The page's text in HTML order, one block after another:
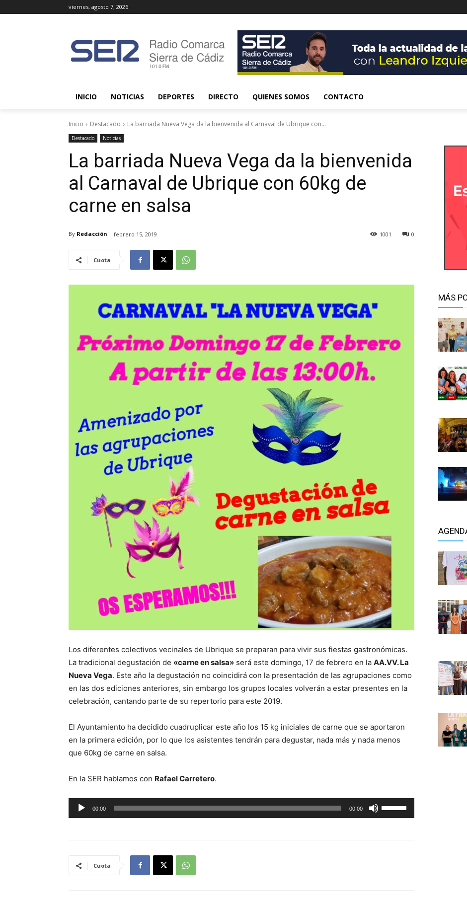
viernes, agosto 7, 2026
INICIO NOTICIAS DEPORTES DIRECTO QUIENES SOMOS CONTACTO
Inicio Destacado La barriada Nueva Vega da la bienvenida al Carnaval de Ubrique con...
Destacado Noticias
La barriada Nueva Vega da la bienvenida
al Carnaval de Ubrique con 60kg de
carne en salsa
By Redacción febrero 15, 2019 0
1001
Cuota
Los diferentes colectivos vecinales de Ubrique se preparan para vivir sus fiestas gastronómicas.
La tradicional degustación de «carne en salsa» será este domingo, 17 de febrero en la AA.VV. La
Nueva Vega. Este año la degustación no coincidirá con la presentación de las agrupaciones como
en las dos ediciones anteriores, sin embargo los grupos locales volverán a estar presentes en la
celebración, cantando parte de su repertorio para este 2019.
El Ayuntamiento ha decidido cuadruplicar este año los 15 kg iniciales de carne que se aportaron
en la primera edición, por lo que los asistentes tendrán para degustar, nada más y nada menos
que 60kg de carne en salsa.
En la SER hablamos con Rafael Carretero.
e
00:00 00:00
t
Cuota
MÁS